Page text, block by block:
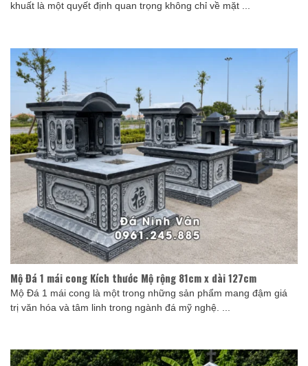
khuất là một quyết định quan trọng không chỉ về mặt ...
Mộ Đá 1 mái cong Kích thước Mộ rộng 81cm x dài 127cm
Mộ Đá 1 mái cong là một trong những sản phẩm mang đậm giá
trị văn hóa và tâm linh trong ngành đá mỹ nghệ. ...